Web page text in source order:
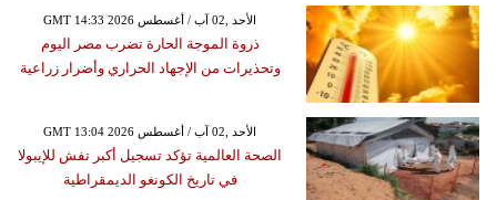
GMT 14:33 2026 الأحد ,02 آب / أغسطس
ذروة الموجة الحارة تضرب مصر اليوم
وتحذيرات من الإجهاد الحراري وأضرار زراعية
GMT 13:04 2026 الأحد ,02 آب / أغسطس
الصحة العالمية تؤكد تسجيل أكبر تفش للإيبولا
في تاريخ الكونغو الديمقراطية